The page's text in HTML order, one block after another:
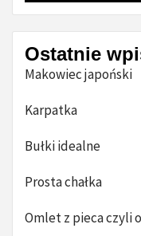
Ostatnie
Makowiec japoński
Karpatka
Bułki idealne
Prosta chałka
Omlet z pieca czyli